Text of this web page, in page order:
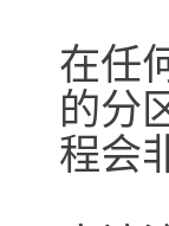
在任
的分
程会